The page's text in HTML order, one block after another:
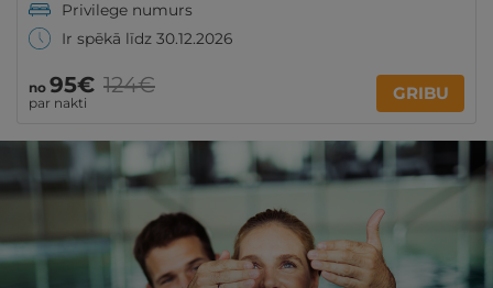
Privilege numurs
Ir spēkā līdz 30.12.2026
no 95€
par nakti
124€ GRIBU